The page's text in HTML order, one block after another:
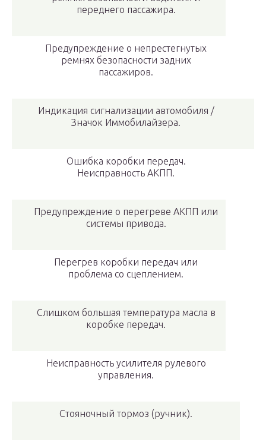
переднего пассажира.
Предупреждение о непрестегнутых
ремнях безопасности задних
пассажиров.
Индикация сигнализации автомобиля /
Значок Иммобилайзера.
Ошибка коробки передач.
Неисправность АКПП.
Предупреждение о перегреве АКПП или
системы привода.
Перегрев коробки передач или
проблема со сцеплением.
Слишком большая температура масла в
коробке передач.
Неисправность усилителя рулевого
управления.
Стояночный тормоз (ручник).